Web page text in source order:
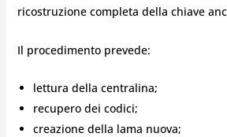
ricostruzione completa della chiave
Il procedimento prevede:
lettura della centralina;
recupero dei codici;
creazione della lama nuova;